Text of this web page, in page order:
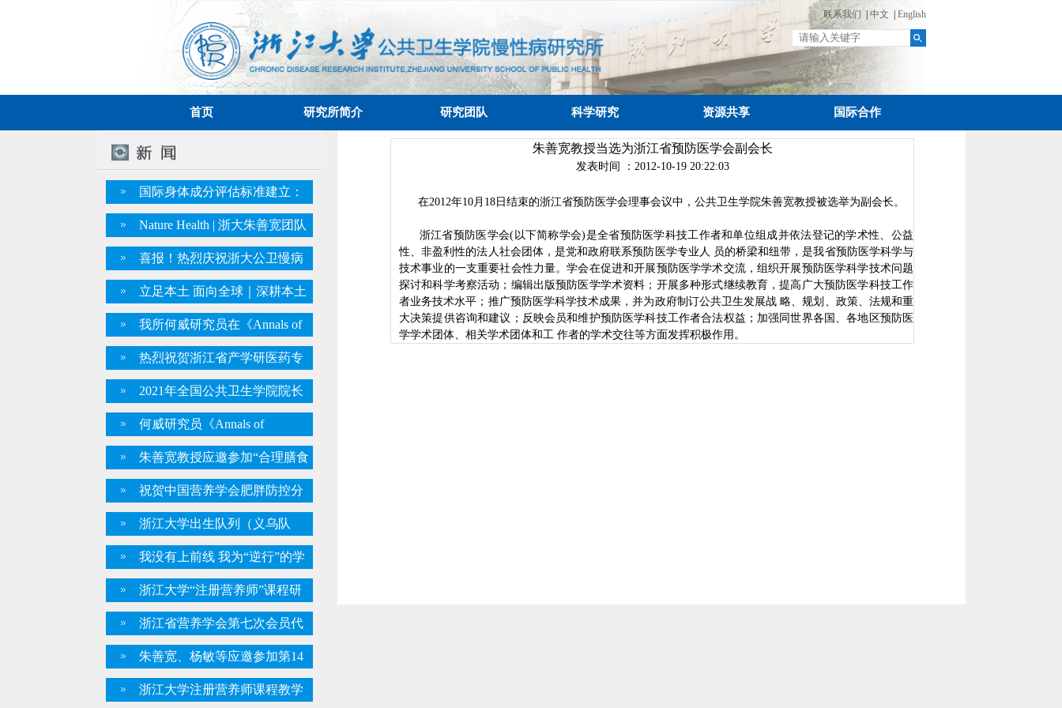
联系我们 中文 English
首页 研究所简介 研究团队 科学研究 资源共享 国际合作
国际身体成分评估标准建立：
Methodological standards专家组在
国际权威期刊The American
Journal of Clinical Nutrition发表两
篇重要指南
Nature Health | 浙大朱善宽团队
系统识别并深度解析“东方膳
食”，构建健康饮食的“中国范式”
喜报！热烈庆祝浙大公卫慢病
研究所所长朱善宽教授入选爱思
唯尔2025“中国高被引学者”
立足本土 面向全球｜深耕本土
膳食模式 浙大公卫慢病研究所将
东方膳食研究成果带向国际
我所何威研究员在《Annals of
Internal Medicine》上发文，通过
大数据揭示宫颈癌前病变与妊娠
结局关系
热烈祝贺浙江省产学研医药专
委会揭牌仪式成功举办 ——创新
驱动发展，共促产学研融合
2021年全国公共卫生学院院长
系主任联席会议在贵州召开，我
所朱善宽教授应邀参加
何威研究员《Annals of
Oncology》发文提供他莫昔芬精
准治疗新证据
朱善宽教授应邀参加“合理膳食
· 营养惠万家” 2021年浙江省合理
膳食行动推进暨全民营养周启动
仪式
祝贺中国营养学会肥胖防控分
会成立
浙江大学出生队列（义乌队
列）揭牌仪式在义乌顺利举行
我没有上前线 我为“逆行”的学
生们写首歌
浙江大学“注册营养师”课程研
修班（第一期）招生简章
浙江省营养学会第七次会员代
表大会顺利召开朱善宽教授当选
为新一届理事长
朱善宽、杨敏等应邀参加第14
届全国营养科学大会暨第11届亚
太临床营养大会
浙江大学注册营养师课程教学
朱善宽教授当选为浙江省预防医学会副会长
发表时间 ：2012-10-19 20:22:03
在2012年10月18日结束的浙江省预防医学会理事会议中，公共卫生学院朱善宽教授被选举为副会长。
浙江省预防医学会(以下简称学会)是全省预防医学科技工作者和单位组成并依法登记的学术性、公益
性、非盈利性的法人社会团体，是党和政府联系预防医学专业人 员的桥梁和纽带，是我省预防医学科学与
技术事业的一支重要社会性力量。学会在促进和开展预防医学学术交流，组织开展预防医学科学技术问题
探讨和科学考察活动；编辑出版预防医学学术资料；开展多种形式继续教育，提高广大预防医学科技工作
者业务技术水平；推广预防医学科学技术成果，并为政府制订公共卫生发展战 略、规划、政策、法规和重
大决策提供咨询和建议；反映会员和维护预防医学科技工作者合法权益；加强同世界各国、各地区预防医
学学术团体、相关学术团体和工 作者的学术交往等方面发挥积极作用。